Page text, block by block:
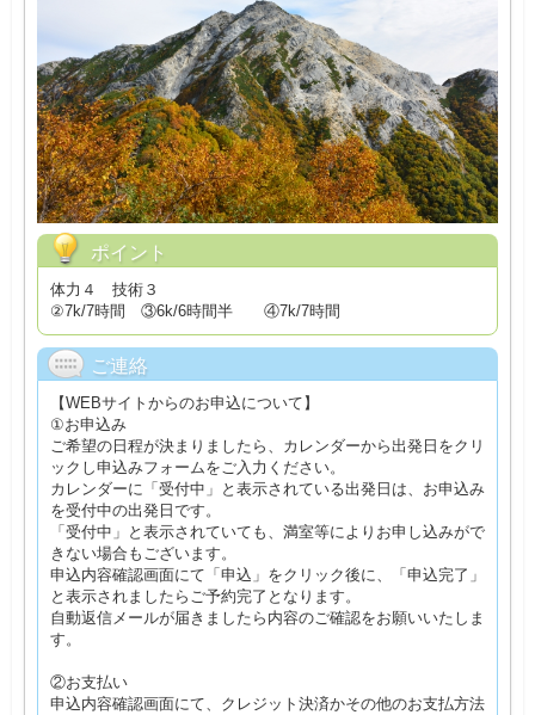
ポイント
体力４ 技術３
②7k/7時間 ③6k/6時間半 ④7k/7時間
ご連絡
【WEBサイトからのお申込について】
①お申込み
ご希望の日程が決まりましたら、カレンダーから出発日をクリ
ックし申込みフォームをご入力ください。
カレンダーに「受付中」と表示されている出発日は、お申込み
を受付中の出発日です。
「受付中」と表示されていても、満室等によりお申し込みがで
きない場合もございます。
申込内容確認画面にて「申込」をクリック後に、「申込完了」
と表示されましたらご予約完了となります。
自動返信メールが届きましたら内容のご確認をお願いいたしま
す。
②お支払い
申込内容確認画面にて、クレジット決済かその他のお支払方法